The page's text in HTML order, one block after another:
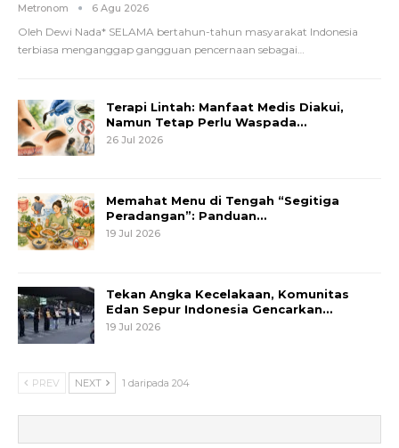
Metronom 6 Agu 2026
Oleh Dewi Nada* SELAMA bertahun-tahun masyarakat Indonesia
terbiasa menganggap gangguan pencernaan sebagai
Terapi Lintah: Manfaat Medis Diakui,
Namun Tetap Perlu Waspada…
26 Jul 2026
Memahat Menu di Tengah “Segitiga
Peradangan”: Panduan…
19 Jul 2026
Tekan Angka Kecelakaan, Komunitas
Edan Sepur Indonesia Gencarkan…
19 Jul 2026
PREV NEXT 1 daripada 204